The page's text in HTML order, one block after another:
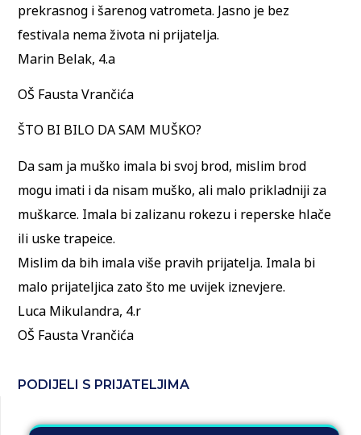
prekrasnog i šarenog vatrometa. Jasno je bez
festivala nema života ni prijatelja.
Marin Belak, 4.a
OŠ Fausta Vrančića
ŠTO BI BILO DA SAM MUŠKO?
Da sam ja muško imala bi svoj brod, mislim brod
mogu imati i da nisam muško, ali malo prikladniji za
muškarce. Imala bi zalizanu rokezu i reperske hlače
ili uske trapeice.
Mislim da bih imala više pravih prijatelja. Imala bi
malo prijateljica zato što me uvijek iznevjere.
Luca Mikulandra, 4.r
OŠ Fausta Vrančića
PODIJELI S PRIJATELJIMA